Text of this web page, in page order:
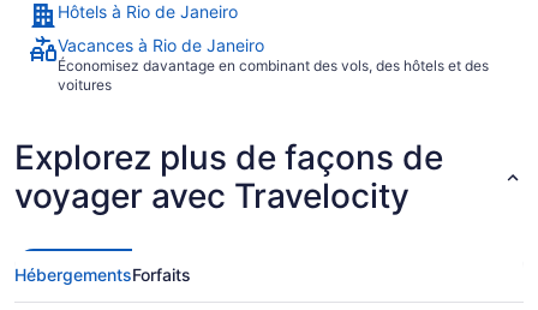
Hôtels à Rio de Janeiro
Vacances à Rio de Janeiro
Économisez davantage en combinant des vols, des hôtels et des
voitures
Explorez plus de façons de
voyager avec Travelocity
HébergementsForfaits